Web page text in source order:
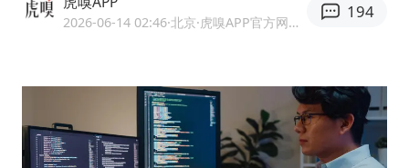
央视新主播李秋莹孙亚鹏亮相
大V：马科斯把路走绝了
白海豚将正面袭击贯穿浙江
购飞机票7分钟后退票被扣2022元
2026-06-14 02:46·北京 ·虎嗅APP官方网易号
194